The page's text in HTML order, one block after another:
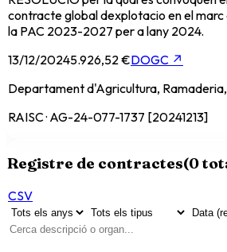
contracte global dexplotacio en el
la PAC 2023-2027 per a lany 2024.
13/12/20245.926,52 €DOGC ↗
Departament d'Agricultura,
RAISC · AG-24-077-1737 [20241213]
Registre de contractes(0
CSV